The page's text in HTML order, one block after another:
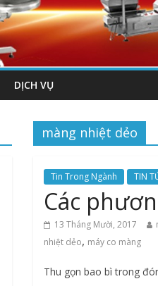
DỊCH VỤ
màng nhiệt dẻo
Tin Trong Ngành TIN
Các
13 Tháng Mười, 2017
nhiệt dẻo, máy co màng
Thu gọn bao bì trong